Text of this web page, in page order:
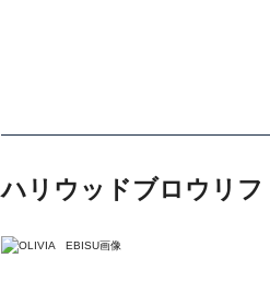
ハリウッドブロウリ